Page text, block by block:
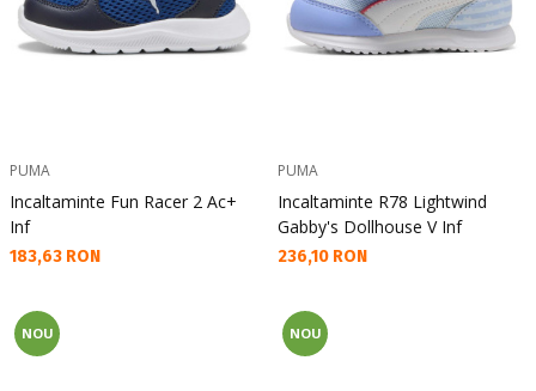
PUMA
Incaltaminte Fun Racer 2 Ac+
Inf
Текуща цена:
183,63 RON
PUMA
Incaltaminte R78 Lightwind
Gabby's Dollhouse V Inf
Текуща цена:
236,10 RON
NOU NOU